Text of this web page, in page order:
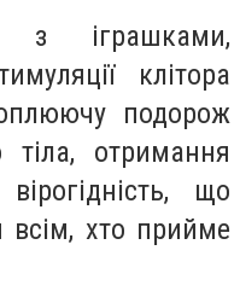
з іграшками,
клітора
подорож
тіла, отримання
що
всім, хто прийме